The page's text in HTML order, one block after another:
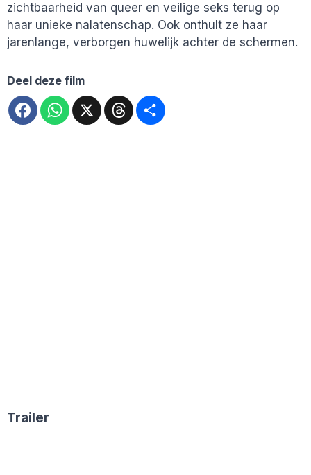
zichtbaarheid van queer en veilige seks terug op
haar unieke nalatenschap. Ook onthult ze haar
jarenlange, verborgen huwelijk achter de schermen.
Deel deze film
FacebookWhatsApp
X Threads
Trailer